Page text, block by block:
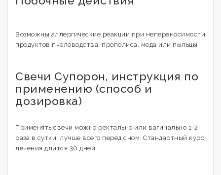
Возможны аллергические реакции при непереносимости
продуктов пчеловодства: прополиса, меда или пыльцы.
Свечи Супорон, инструкция по
применению (cпособ и
дозировка)
Применять свечи можно ректально или вагинально 1-2
раза в сутки, лучше всего перед сном. Стандартный курс
лечения длится 30 дней.